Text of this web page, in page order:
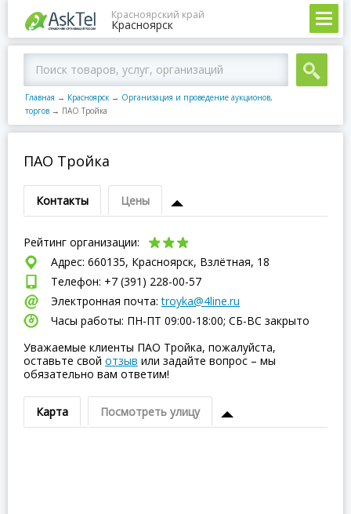
Красноярский край
Красноярск
Главная → Красноярск → Организация и проведение аукционов,
торгов → ПАО Тройка
ПАО Тройка
Контакты Цены
Рейтинг организации:
Адрес: 660135, Красноярск, Взлётная, 18
Телефон: +7 (391) 228-00-57
Электронная почта:troyka@4line.ru
Часы работы: ПН-ПТ 09:00-18:00; СБ-ВC закрыто
Уважаемые клиенты ПАО Тройка, пожалуйста,
оставьте свой отзыв или задайте вопрос – мы
обязательно вам ответим!
Карта Посмотреть улицу